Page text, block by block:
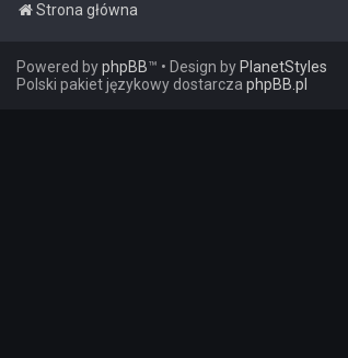
Strona główna
Powered byphpBB™ • Design by PlanetStyles
Polski pakiet językowy dostarcza phpBB.pl